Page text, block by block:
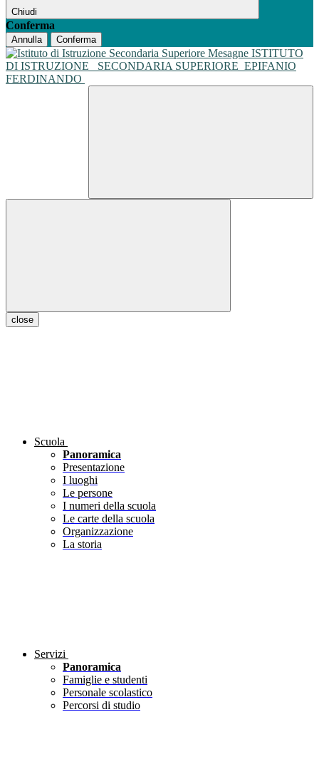
Chiudi
Conferma
Annulla Conferma
ISTITUTO
DI ISTRUZIONE
SECONDARIA SUPERIORE EPIFANIO
FERDINANDO
close
Scuola
Panoramica
Presentazione
I luoghi
Le persone
I numeri della scuola
Le carte della scuola
Organizzazione
La storia
Servizi
Panoramica
Famiglie e studenti
Personale scolastico
Percorsi di studio